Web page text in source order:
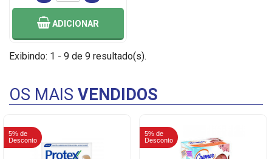
ADICIONAR
Exibindo: 1 - 9 de 9 resultado(s).
OS MAIS VENDIDOS
5% de
Desconto
5% de
Desconto